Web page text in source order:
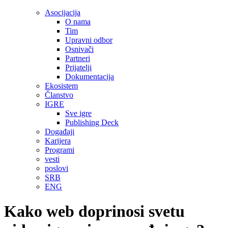
Asocijacija
O nama
Tim
Upravni odbor
Osnivači
Partneri
Prijatelji
Dokumentacija
Ekosistem
Članstvo
IGRE
Sve igre
Publishing Deck
Događaji
Karijera
Programi
vesti
poslovi
SRB
ENG
Kako web doprinosi svetu